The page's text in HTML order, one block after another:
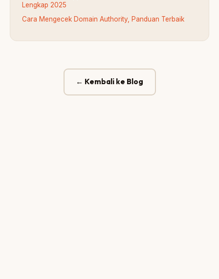
Lengkap 2025
Cara Mengecek Domain Authority, Panduan Terbaik
← Kembali ke Blog